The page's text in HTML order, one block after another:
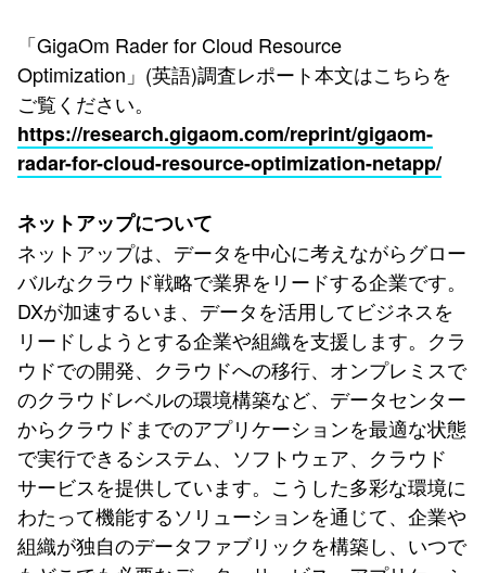
「GigaOm Rader for Cloud Resource
Optimization」(英語)調査レポート本文はこちらを
ご覧ください。
https://research.gigaom.com/reprint/gigaom-
radar-for-cloud-resource-optimization-netapp/
ネットアップについて
ネットアップは、データを中心に考えながらグロー
バルなクラウド戦略で業界をリードする企業です。
DXが加速するいま、データを活用してビジネスを
リードしようとする企業や組織を支援します。クラ
ウドでの開発、クラウドへの移行、オンプレミスで
のクラウドレベルの環境構築など、データセンター
からクラウドまでのアプリケーションを最適な状態
で実行できるシステム、ソフトウェア、クラウド
サービスを提供しています。こうした多彩な環境に
わたって機能するソリューションを通じて、企業や
組織が独自のデータファブリックを構築し、いつで